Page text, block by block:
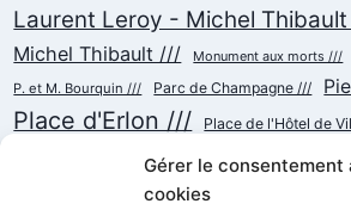
Gérer le consentement
cookies
Laurent Leroy - Michel
Michel Thibault /// Monument aux morts ///
P. et M. Bourquin ///
Parc de Champagne ///
Place d'Erlon /// Place de l'Hôtel de
Place de la République /// Place du Cardinal Luçon
Place du Forum/des Marchés ///